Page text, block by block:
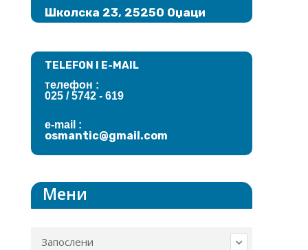
Школска 23, 25250 Оџаци
TELEFON I E-MAIL
телефон :
025 / 5742 - 619
e-mail :
osmantic@gmail.com
Мени
Запослени